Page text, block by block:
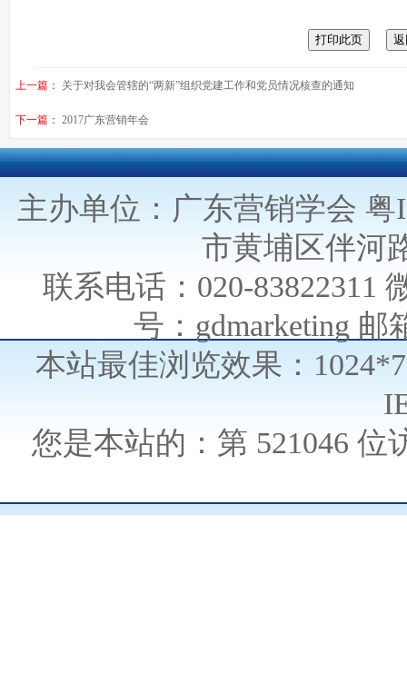
上一篇： 关于对我会管辖的“两新”组织党建工作和党员情况核查的通知
下一篇： 2017广东营销年会
主办单位：广东营销学会 粤
市黄埔区伴河
联系电话：020-83822311
号：gdmarketing 邮
本站最佳浏览效果：
您是本站的：第 521046